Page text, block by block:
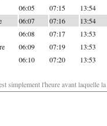
06:05 07:15 13:54
06:07 07:16 13:54
06:08 07:17 13:53
06:09 07:19 13:53
06:10 07:20 13:53
simplement l'heure avant laquelle